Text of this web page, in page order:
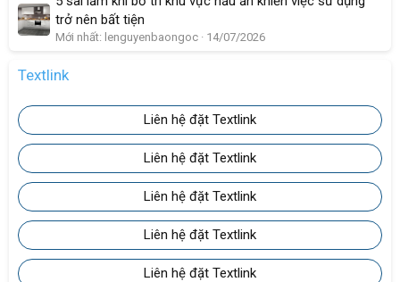
trở nên bất tiện
Mới nhất: lenguyenbaongoc 14/07/2026
Textlink
Liên hệ đặt Textlink
Liên hệ đặt Textlink
Liên hệ đặt Textlink
Liên hệ đặt Textlink
Liên hệ đặt Textlink